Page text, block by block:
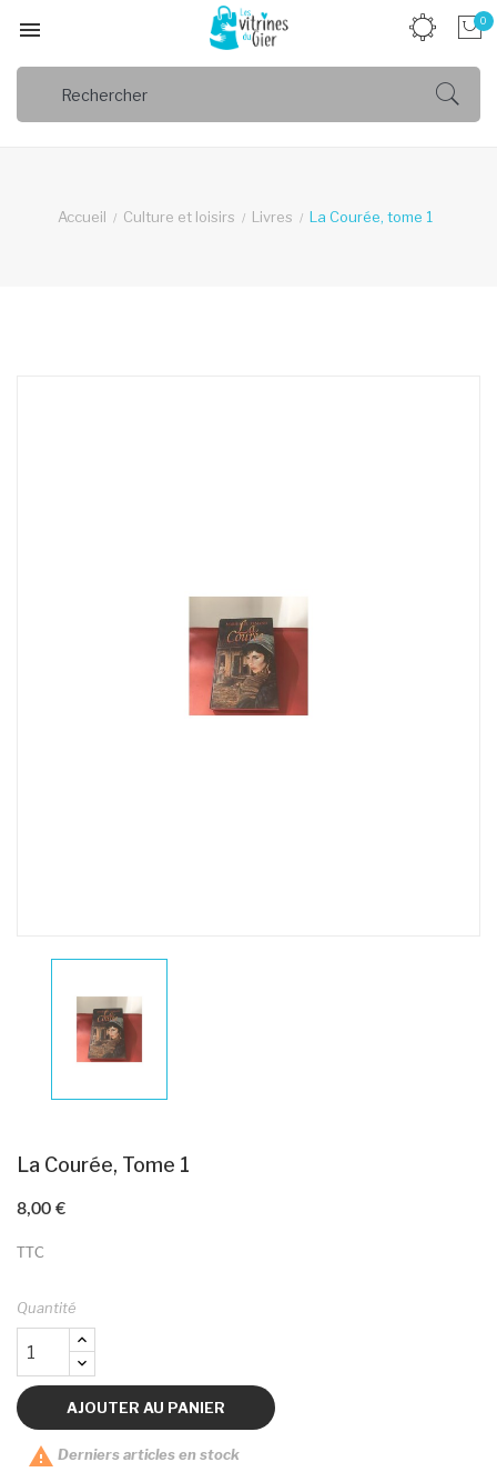
 0
Accueil Culture et loisirs Livres La Courée, tome 1
La Courée, Tome 1
8,00 €
TTC
Quantité
AJOUTER AU PANIER
 Derniers articles en stock